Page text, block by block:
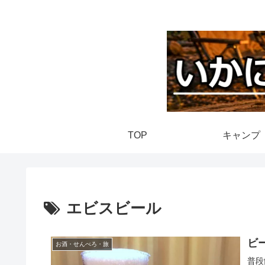
TOP キャンプ
エビスビール
お酒・せんべろ・旅 ビ
普